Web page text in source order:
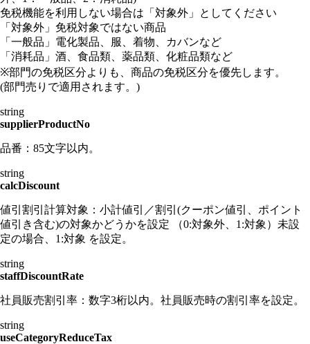
免税機能を利用しない場合は「対象外」としてください
「対象外」免税対象ではない商品
「一般品」電化製品、服、着物、カバンなど
「消耗品」酒、食品類、薬品類、化粧品類など
※部門の免税区分よりも、商品の免税区分を優先します。
(部門売りで適用されます。)
string
supplierProductNo
品番：85文字以内。
string
calcDiscount
値引割引計算対象：小計値引／割引(クーポン値引、ポイント
値引き含む)の対象かどうかを設定 （0:対象外、1:対象）未設
定の場合、1:対象 を設定。
string
staffDiscountRate
社員販売割引率：数字3桁以内。社員販売時の割引率を設定。
string
useCategoryReduceTax